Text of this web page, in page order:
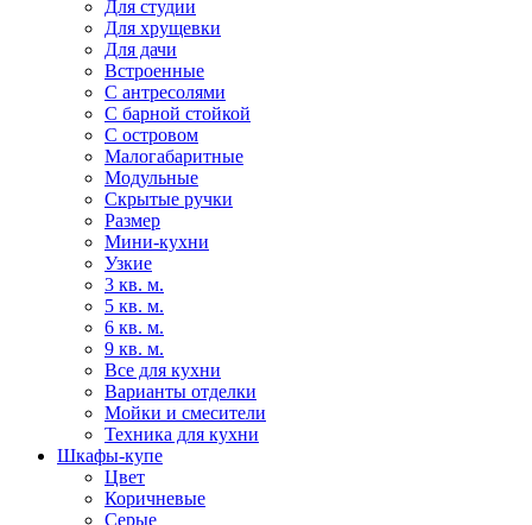
Для студии
Для хрущевки
Для дачи
Встроенные
С антресолями
С барной стойкой
С островом
Малогабаритные
Модульные
Скрытые ручки
Размер
Мини-кухни
Узкие
3 кв. м.
5 кв. м.
6 кв. м.
9 кв. м.
Все для кухни
Варианты отделки
Мойки и смесители
Техника для кухни
Шкафы-купе
Цвет
Коричневые
Серые